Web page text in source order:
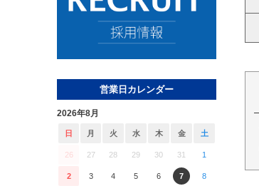
営業日カレンダー
2026年8月
日 月 火 水 木 金 土
26 27 28 29 30 31 1
2 3 4 5 6 7 8